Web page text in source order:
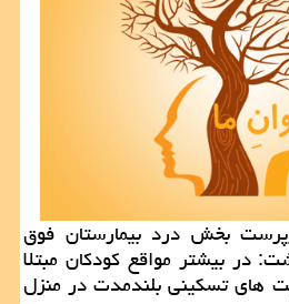
بخش درد بیمارستان فوق
در بیشتر مواقع كودكان مبتلا
های تسكینی بلندمدت در منزل